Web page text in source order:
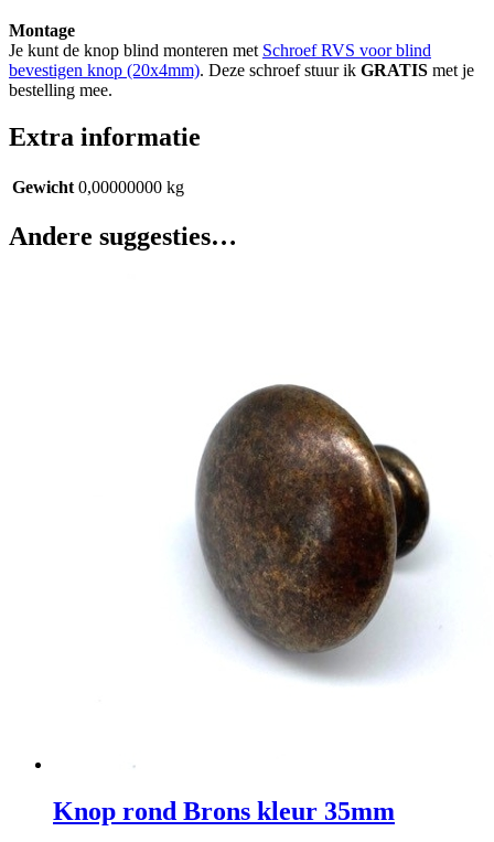
Montage
Je kunt de knop blind monteren met Schroef RVS voor blind
bevestigen knop (20x4mm). Deze schroef stuur ik GRATIS met je
bestelling mee.
Extra informatie
Gewicht 0,00000000 kg
Andere suggesties…
Knop rond Brons kleur 35mm